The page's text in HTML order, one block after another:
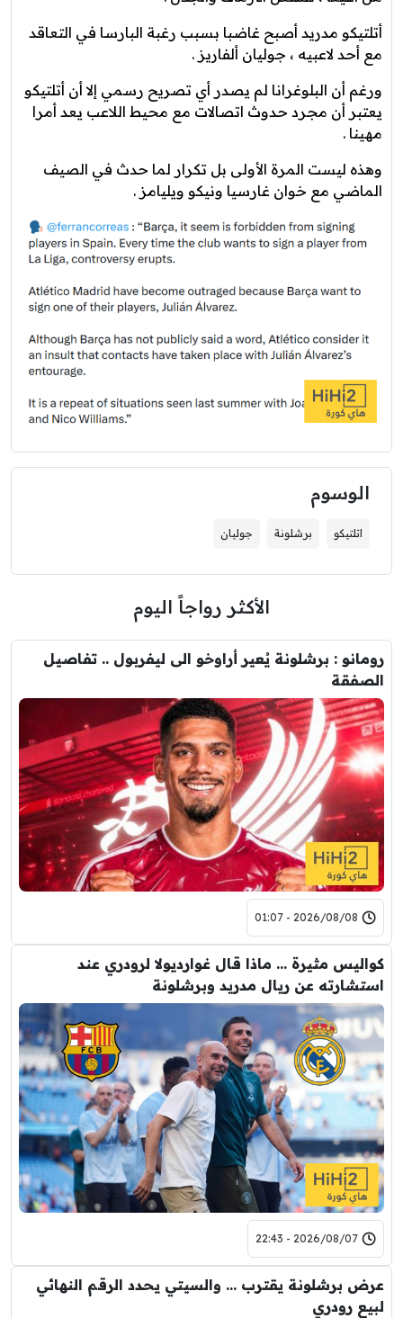
أتلتيكو مدريد أصبح غاضبا بسبب رغبة البارسا في التعاقد
مع أحد لاعبيه ، جوليان ألفاريز .
ورغم أن البلوغرانا لم يصدر أي تصريح رسمي إلا أن أتلتيكو
يعتبر أن مجرد حدوث اتصالات مع محيط اللاعب يعد أمرا
مهينا .
وهذه ليست المرة الأولى بل تكرار لما حدث في الصيف
الماضي مع خوان غارسيا ونيكو ويليامز .
الوسوم
اتلتيكو برشلونة جوليان
الأكثر رواجاً اليوم
رومانو : برشلونة يُعير أراوخو الى ليفربول .. تفاصيل
الصفقة
2026/08/08 - 01:07
كواليس مثيرة … ماذا قال غوارديولا لرودري عند
استشارته عن ريال مدريد وبرشلونة
2026/08/07 - 22:43
عرض برشلونة يقترب … والسيتي يحدد الرقم النهائي
لبيع رودري